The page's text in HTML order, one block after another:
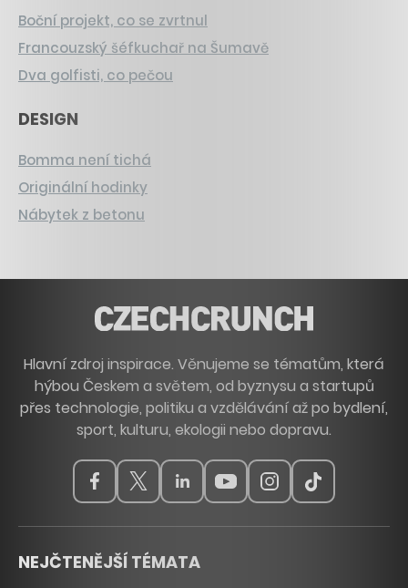
Boční projekt, co se zvrtnul
Francouzský šéfkuchař na Šumavě
Dva golfisti, co pečou
DESIGN
Bomma není tichá
Originální hodinky
Nábytek z betonu
Hlavní zdroj inspirace. Věnujeme se tématům, která
hýbou Českem a světem, od byznysu a startupů
přes technologie, politiku a vzdělávání až po bydlení,
sport, kulturu, ekologii nebo dopravu.
NEJČTENĚJŠÍ TÉMATA